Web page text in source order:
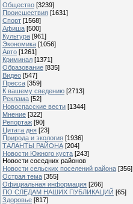
Общество [3239]
Происшествия [1631]
Спорт [1568]
Афиша [500]
Культура [961]
Экономика [1056]
Авто [1261]
Криминал [1371]
Образование [835]
Видео [547]
Пресса [359]
К вашему сведению [2713]
Реклама [52]
Новоспасские вести [1344]
Мнение [322]
Репортаж [90]
Цитата дня [23]
Природа и экология [1936]
ТАЛАНТЫ РАЙОНА [204]
Новости Южного куста [243]
Новости соседних районов
Новости сельских поселений района [356]
Острая тема [355]
Официальная информация [266]
ПО СЛЕДАМ НАШИХ ПУБЛИКАЦИЙ [65]
Здоровье [817]